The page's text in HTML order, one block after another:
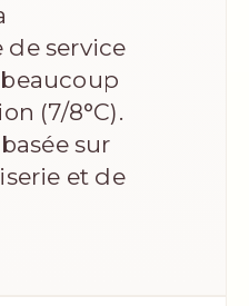
service
(7/8°C).
sur
et de